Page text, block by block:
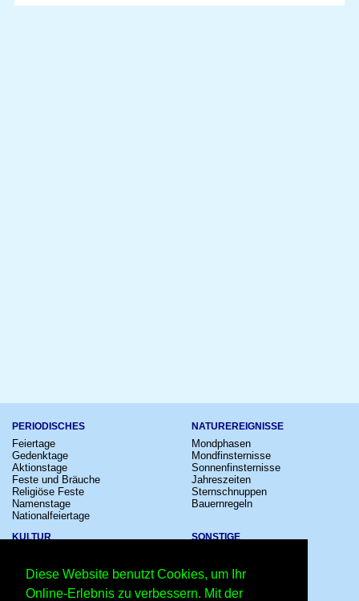
Diese Website benutzt Cookies, um Ihr
Online-Erlebnis zu verbessern. Mit der
PERIODISCHES
Feiertage
Gedenktage
Aktionstage
Feste und Bräuche
Religiöse Feste
Namenstage
Nationalfeiertage
NATUREREIGNISSE
Mondphasen
Mondfinsternisse
Sonnenfinsternisse
Jahreszeiten
Sternschnuppen
Bauernregeln
KULTUR
Kinostarts
Festivals
Großevents
SONSTIGE
Sternzeichen
Schalttage
Wahltage